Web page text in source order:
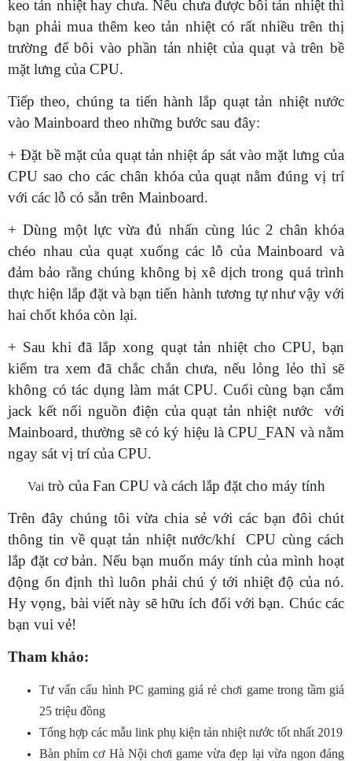
keo tản nhiệt hay chưa. Nếu chưa được bôi tản nhiệt thì
bạn phải mua thêm keo tản nhiệt có rất nhiều trên thị
trường để bôi vào phần tản nhiệt của quạt và trên bề
mặt lưng của CPU.
Tiếp theo, chúng ta tiến hành lắp quạt tản nhiệt nước
vào Mainboard theo những bước sau đây:
+ Đặt bề mặt của quạt tản nhiệt áp sát vào mặt lưng của
CPU sao cho các chân khóa của quạt nằm đúng vị trí
với các lỗ có sẵn trên Mainboard.
+ Dùng một lực vừa đủ nhấn cùng lúc 2 chân khóa
chéo nhau của quạt xuống các lỗ của Mainboard và
đảm bảo rằng chúng không bị xê dịch trong quá trình
thực hiện lắp đặt và bạn tiến hành tương tự như vậy với
hai chốt khóa còn lại.
+ Sau khi đã lắp xong quạt tản nhiệt cho CPU, bạn
kiểm tra xem đã chắc chắn chưa, nếu lỏng lẻo thì sẽ
không có tác dụng làm mát CPU. Cuối cùng bạn cắm
jack kết nối nguồn điện của quạt tản nhiệt nước với
Mainboard, thường sẽ có ký hiệu là CPU_FAN và nằm
ngay sát vị trí của CPU.
Vai trò của Fan CPU và cách lắp đặt cho máy tính
Trên đây chúng tôi vừa chia sẻ với các bạn đôi chút
thông tin về quạt tản nhiệt nước/khí
CPU cùng cách
lắp đặt cơ bản. Nếu bạn muốn máy tính của mình hoạt
động ổn định thì luôn phải chú ý tới nhiệt độ của nó.
Hy vọng, bài viết này sẽ hữu ích đối với bạn. Chúc các
bạn vui vẻ!
Tham khảo:
Tư vấn cấu hình PC gaming giá rẻ chơi game trong tầm giá
25 triệu đồng
Tổng hợp các mẫu link phụ kiện tản nhiệt nước tốt nhất 2019
Bàn phím cơ Hà Nội chơi game vừa đẹp lại vừa ngon đáng